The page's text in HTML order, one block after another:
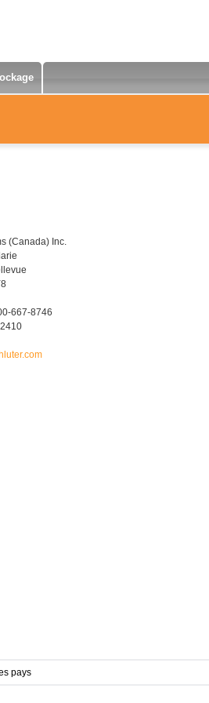
(Canada) Inc.
667-8746
pays